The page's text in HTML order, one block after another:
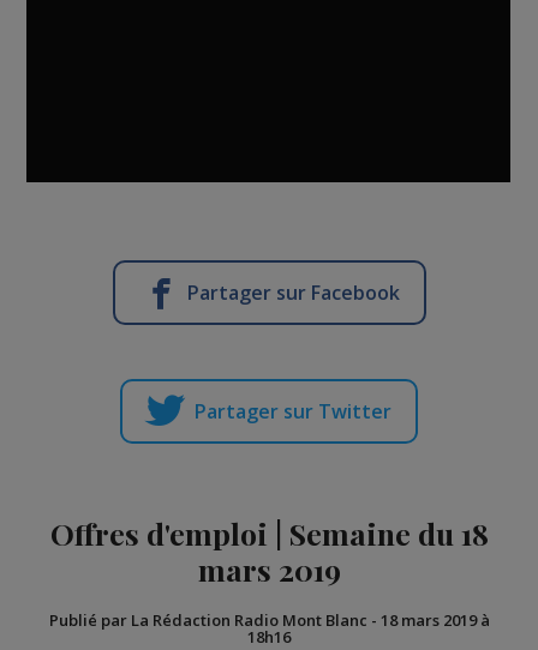
Partager sur Facebook
Partager sur Twitter
Offres d'emploi | Semaine du 18
mars 2019
Publié par La Rédaction Radio Mont Blanc - 18 mars 2019 à
18h16